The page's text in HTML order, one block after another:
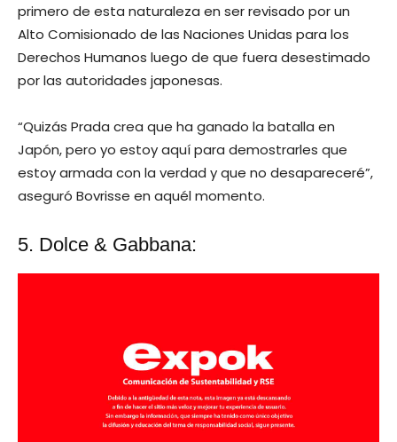
primero de esta naturaleza en ser revisado por un
Alto Comisionado de las Naciones Unidas para los
Derechos Humanos luego de que fuera desestimado
por las autoridades japonesas.
“Quizás Prada crea que ha ganado la batalla en
Japón, pero yo estoy aquí para demostrarles que
estoy armada con la verdad y que no desapareceré”,
aseguró Bovrisse en aquél momento.
5. Dolce & Gabbana: